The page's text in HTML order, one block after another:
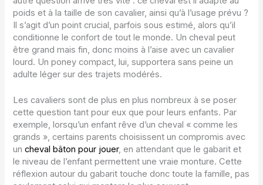
poids et à la taille de son cavalier, ainsi qu’à l’usage prévu ?
Il s’agit d’un point crucial, parfois sous estimé, alors qu’il
conditionne le confort de tout le monde. Un cheval peut
être grand mais fin, donc moins à l’aise avec un cavalier
lourd. Un poney compact, lui, supportera sans peine un
adulte léger sur des trajets modérés.
Les cavaliers sont de plus en plus nombreux à se poser
cette question tant pour eux que pour leurs enfants. Par
exemple, lorsqu’un enfant rêve d’un cheval « comme les
grands », certains parents choisissent un compromis avec
uncheval bâton pour jouer, en attendant que le gabarit et
le niveau de l’enfant permettent une vraie monture. Cette
réflexion autour du gabarit touche donc toute la famille, pas